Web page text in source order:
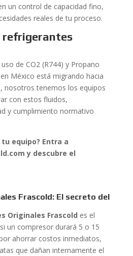
un control de capacidad fino,
reales de tu proceso.
refrigerantes
de CO2 (R744) y Propano
México está migrando hacia
nosotros tenemos los equipos
con estos fluidos,
y cumplimiento normativo
equipo? Entra a
y descubre el
Frascold: El secreto del
Originales Frascold es el
un compresor durará 5 o 15
ahorrar costos inmediatos,
que dañan internamente el